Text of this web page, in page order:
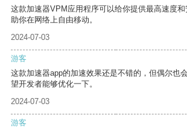
这款加速器VPM应用程序可以给你提供最高速度
助你在网络上自由移动。
2024-07-03
游客
这款加速器app的加速效果还是不错的，但偶尔也
望开发者能够优化一下。
2024-07-03
游客